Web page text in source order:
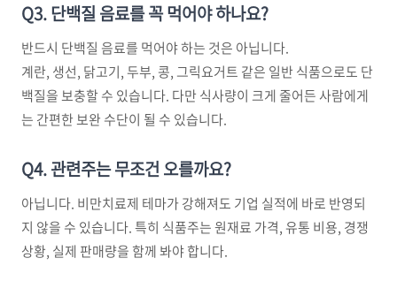
Q3. 단백질 음료를 꼭 먹어야 하나요?
반드시 단백질 음료를 먹어야 하는 것은 아닙니다.
계란, 생선, 닭고기, 두부, 콩, 그릭요거트 같은 일반 식품으로도 단
백질을 보충할 수 있습니다. 다만 식사량이 크게 줄어든 사람에게
는 간편한 보완 수단이 될 수 있습니다.
Q4. 관련주는 무조건 오를까요?
아닙니다. 비만치료제 테마가 강해져도 기업 실적에 바로 반영되
지 않을 수 있습니다. 특히 식품주는 원재료 가격, 유통 비용, 경쟁
상황, 실제 판매량을 함께 봐야 합니다.